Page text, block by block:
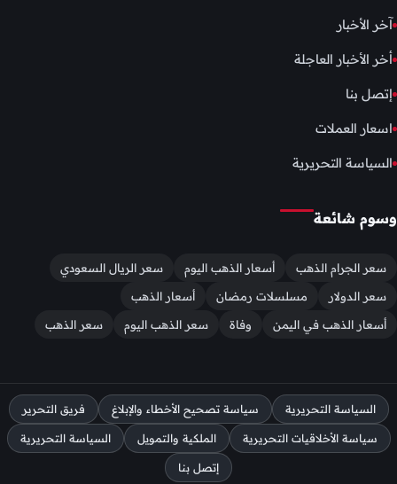
آخر الأخبار
أخر الأخبار العاجلة
إتصل بنا
اسعار العملات
السياسة التحريرية
وسوم شائعة
سعر الجرام الذهب أسعار الذهب اليوم
سعر الريال السعودي
سعر الدولار
مسلسلات رمضان
أسعار الذهب
أسعار الذهب في اليمن
وفاة سعر الذهب اليوم سعر الذهب
السياسة التحريرية سياسة تصحيح الأخطاء والإبلاغ فريق التحرير
سياسة الأخلاقيات التحريرية الملكية والتمويل السياسة التحريرية
إتصل بنا